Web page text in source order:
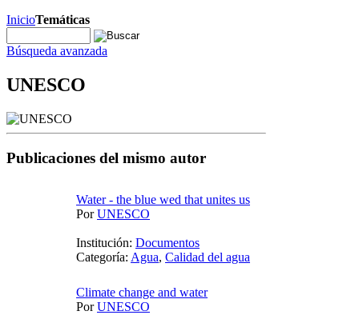
InicioTemáticas
Búsqueda avanzada
UNESCO
Publicaciones del mismo autor
Water - the blue wed that unites us
PorUNESCO
Institución: Documentos
Categoría: Agua, Calidad del agua
Climate change and water
PorUNESCO